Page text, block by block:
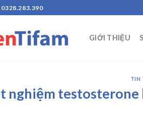
0328.283.390
GIỚI THIỆU
TIN
nghiệm testosterone